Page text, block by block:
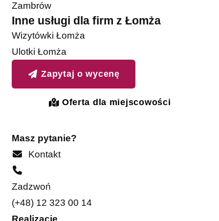
Zambrów
Inne usługi dla firm z Łomża
Wizytówki Łomża
Ulotki Łomża
Zapytaj o wycenę
Oferta dla miejscowości
Masz pytanie?
Kontakt
Zadzwoń
(+48) 12 323 00 14
Realizacje